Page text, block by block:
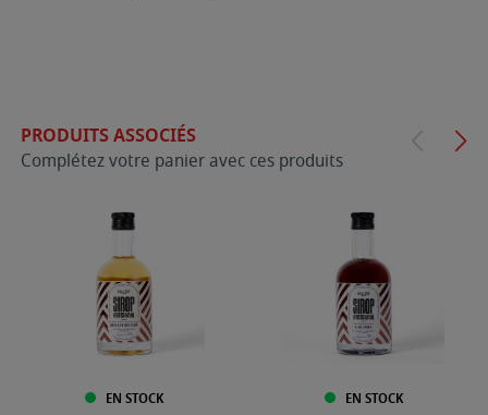
PRODUITS ASSOCIÉS
Complétez votre panier avec ces produits
EN STOCK EN STOCK